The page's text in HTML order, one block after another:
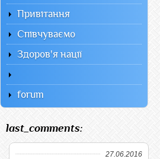
Привітання
Співчуваємо
Здоров'я нації
forum
last_comments:
27.06.2016